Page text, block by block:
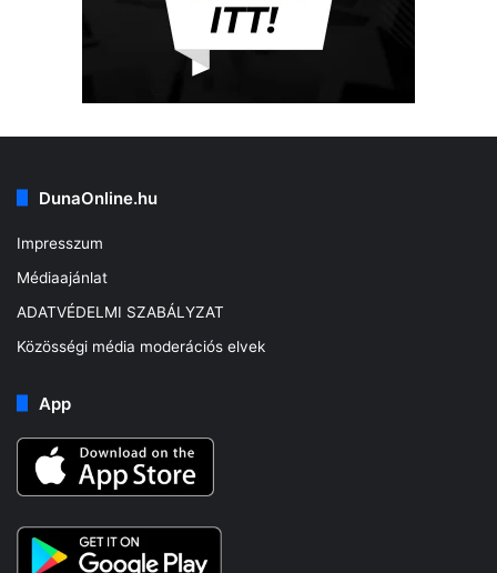
DunaOnline.hu
Impresszum
Médiaajánlat
ADATVÉDELMI SZABÁLYZAT
Közösségi média moderációs elvek
App